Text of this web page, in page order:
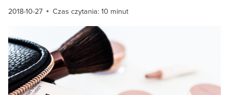
2018-10-27 Czas czytania:10 minut